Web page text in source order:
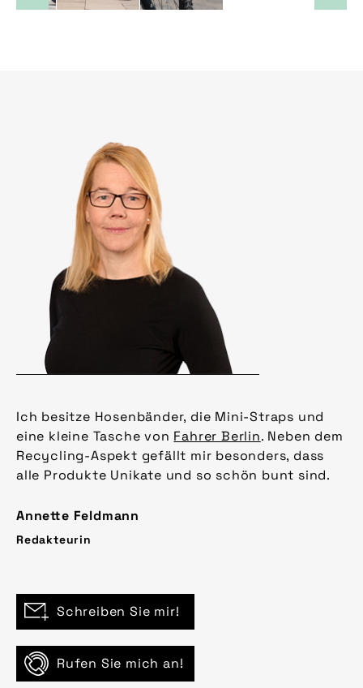
Ich besitze Hosenbänder, die Mini-Straps und
eine kleine Tasche von Fahrer Berlin. Neben dem
Recycling-Aspekt gefällt mir besonders, dass
alle Produkte Unikate und so schön bunt sind.
Annette Feldmann
Redakteurin
Schreiben Sie mir!
Rufen Sie mich an!